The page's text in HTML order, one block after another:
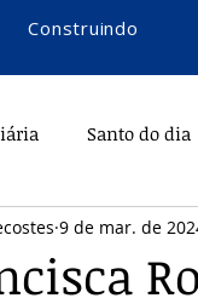
Construindo
Santo do dia
Saúde
9 de mar. de